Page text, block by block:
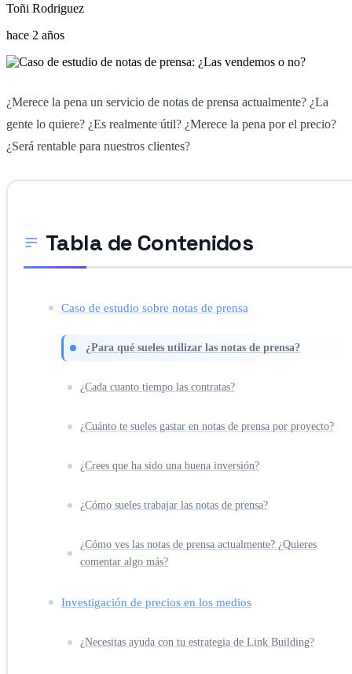
Toñi Rodriguez
hace 2 años
¿Merece la pena un servicio de notas de prensa actualmente? ¿La
gente lo quiere? ¿Es realmente útil? ¿Merece la pena por el precio?
¿Será rentable para nuestros clientes?
Tabla de Contenidos
Caso de estudio sobre notas de prensa
¿Para qué sueles utilizar las notas de prensa?
¿Cada cuanto tiempo las contratas?
¿Cuánto te sueles gastar en notas de prensa por proyecto?
¿Crees que ha sido una buena inversión?
¿Cómo sueles trabajar las notas de prensa?
¿Cómo ves las notas de prensa actualmente? ¿Quieres
comentar algo más?
Investigación de precios en los medios
¿Necesitas ayuda con tu estrategia de Link Building?